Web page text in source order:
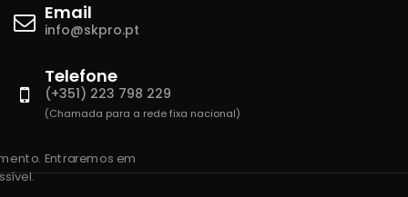
Email
info@skpro.pt
Telefone
(+351) 223 798 229
(Chamada para a rede fixa nacional)
Entraremos em